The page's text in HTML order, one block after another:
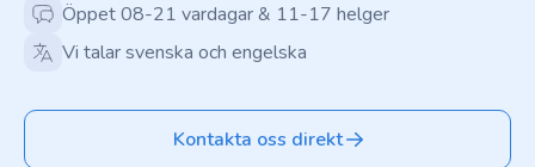
Öppet 08-21 vardagar & 11-17 helger
Vi talar svenska och engelska
Kontakta oss direkt